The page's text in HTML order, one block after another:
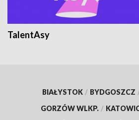
TalentAsy
BIAŁYSTOK / BYDGOSZCZ
GORZÓW WLKP. /